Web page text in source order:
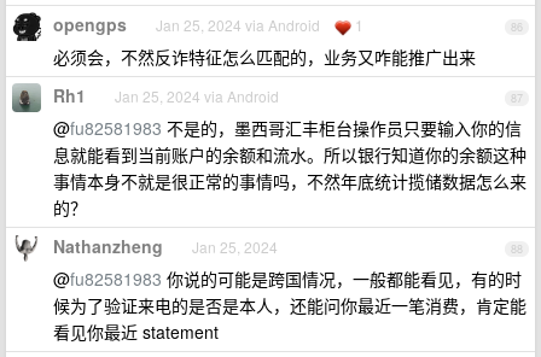
86
opengps Jan 25, 2024 via Android 1
必须会，不然反诈特征怎么匹配的，业务又咋能推广出来
87
Rh1 Jan 25, 2024 via Android
@fu82581983 不是的，墨西哥汇丰柜台操作员只要输入你的信
息就能看到当前账户的余额和流水。所以银行知道你的余额这种
事情本身不就是很正常的事情吗，不然年底统计揽储数据怎么来
的？
88
Nathanzheng Jan 25, 2024
@fu82581983 你说的可能是跨国情况，一般都能看见，有的时
候为了验证来电的是否是本人，还能问你最近一笔消费，肯定能
看见你最近 statement